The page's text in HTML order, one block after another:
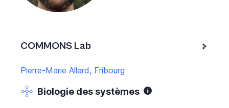
COMMONS Lab
Pierre-Marie Allard, Fribourg
Biologie des systèmes